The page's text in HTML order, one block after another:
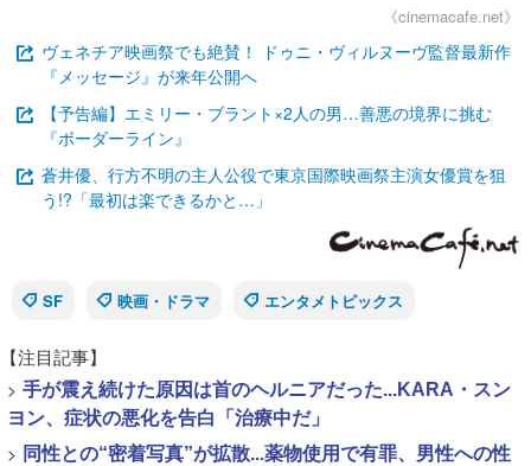
《cinemacafe.net》
ヴェネチア映画祭でも絶賛！ ドゥニ・ヴィルヌーヴ監督最新作
『メッセージ』が来年公開へ
【予告編】エミリー・ブラント×2人の男…善悪の境界に挑む
『ボーダーライン』
蒼井優、行方不明の主人公役で東京国際映画祭主演女優賞を狙
う!?「最初は楽できるかと…」
SF 映画・ドラマ エンタメトピックス
【注目記事】
> 手が震え続けた原因は首のヘルニアだった...KARA・スン
ヨン、症状の悪化を告白「治療中だ」
> 同性との“密着写真”が拡散...薬物使用で有罪、男性への性